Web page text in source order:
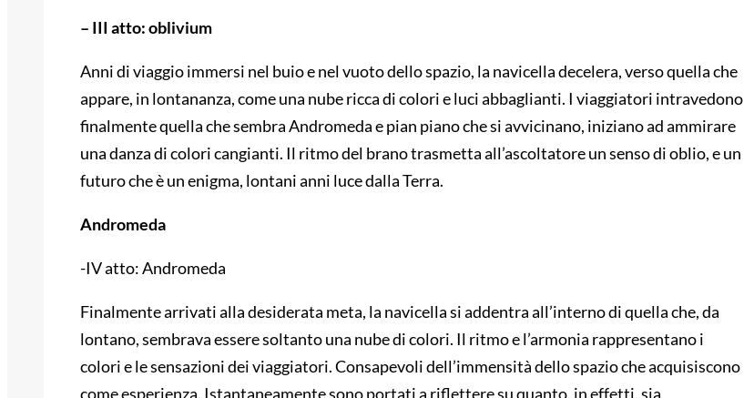
– III atto: oblivium
Anni di viaggio immersi nel buio e nel vuoto dello spazio, la navicella decelera, verso quella che
appare, in lontananza, come una nube ricca di colori e luci abbaglianti. I viaggiatori intravedono
finalmente quella che sembra Andromeda e pian piano che si avvicinano, iniziano ad ammirare
una danza di colori cangianti. Il ritmo del brano trasmetta all’ascoltatore un senso di oblio, e un
futuro che è un enigma, lontani anni luce dalla Terra.
Andromeda
-IV atto: Andromeda
Finalmente arrivati alla desiderata meta, la navicella si addentra all’interno di quella che, da
lontano, sembrava essere soltanto una nube di colori. Il ritmo e l’armonia rappresentano i
colori e le sensazioni dei viaggiatori. Consapevoli dell’immensità dello spazio che acquisiscono
come esperienza. Istantaneamente sono portati a riflettere su quanto, in effetti, sia